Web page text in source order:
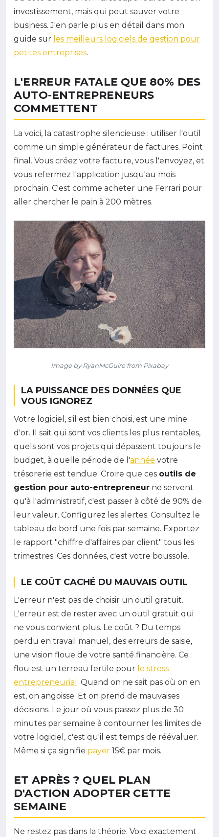
investissement, mais qui peut sauver votre
business. J'en parle plus en détail dans mon
guide sur les meilleurs logiciels de gestion pour
petites entreprises.
L'ERREUR FATALE QUE 80% DES
AUTO-ENTREPRENEURS
COMMETTENT
La voici, la catastrophe silencieuse : utiliser l'outil
comme un simple générateur de factures. Point
final. Vous créez votre facture, vous l'envoyez, et
vous refermez l'application jusqu'au mois
prochain. C'est comme acheter une Ferrari pour
aller chercher le pain à 200 mètres.
Image by RyanMcGuire from Pixabay
LA PUISSANCE DES DONNÉES QUE
VOUS IGNOREZ
Votre logiciel, s'il est bien choisi, est une mine
d'or. Il sait qui sont vos clients les plus rentables,
quels sont vos projets qui dépassent toujours le
budget, à quelle période de l'année votre
trésorerie est tendue. Croire que ces outils de
gestion pour auto-entrepreneur ne servent
qu'à l'administratif, c'est passer à côté de 90% de
leur valeur. Configurez les alertes. Consultez le
tableau de bord une fois par semaine. Exportez
le rapport "chiffre d'affaires par client" tous les
trimestres. Ces données, c'est votre boussole.
LE COÛT CACHÉ DU MAUVAIS OUTIL
L'erreur n'est pas de choisir un outil gratuit.
L'erreur est de rester avec un outil gratuit qui
ne vous convient plus. Le coût ? Du temps
perdu en travail manuel, des erreurs de saisie,
une vision floue de votre santé financière. Ce
flou est un terreau fertile pour le stress
entrepreneurial . Quand on ne sait pas où on en
est, on angoisse. Et on prend de mauvaises
décisions. Le jour où vous passez plus de 30
minutes par semaine à contourner les limites de
votre logiciel, c'est qu'il est temps de réévaluer.
Même si ça signifie payer 15€ par mois.
ET APRÈS ? QUEL PLAN
D'ACTION ADOPTER CETTE
SEMAINE
Ne restez pas dans la théorie. Voici exactement